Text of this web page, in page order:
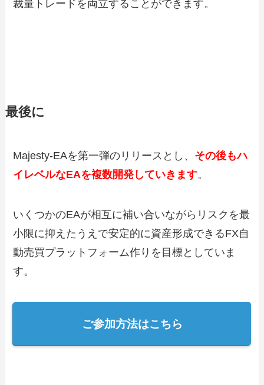
裁量トレードを両立することができます。
最後に
Majesty-EAを第一弾のリリースとし、 その後もハ
イレベルなEAを複数開発していきます。
いくつかのEAが相互に補い合いながらリスクを最
小限に抑えたうえで安定的に資産形成できるFX自
動売買プラットフォーム作りを目標としていま
す。
ご参加方法はこちら